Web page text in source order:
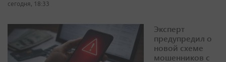
сегодня, 18:33
Эксперт
предупредил о
новой схеме
мошенников с